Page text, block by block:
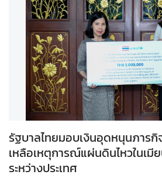
ป
ก
แ
ะ
อื่
น
รัฐบาลไทยมอบเงินอุดหนุนภารกิ
เหลือเหตุการณ์แผ่นดินไหวในเมี
ระหว่างประเทศ